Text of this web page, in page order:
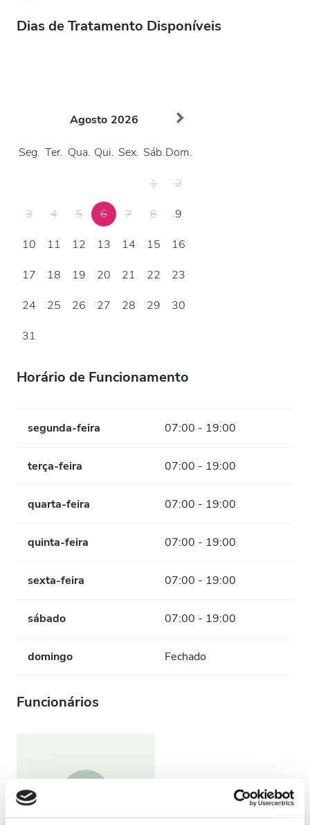
Dias de Tratamento Disponíveis
Agosto 2026
Seg. Ter. Qua. Qui. Sex. Sáb.Dom.
1
2
3
4 5 6 7 8
9
10
11 12 13 14 15
16
17
18 19 20 21 22
23
24
25 26 27 28 29
30
31
Horário de Funcionamento
segunda-feira 07:00 - 19:00
terça-feira 07:00 - 19:00
quarta-feira 07:00 - 19:00
quinta-feira 07:00 - 19:00
sexta-feira 07:00 - 19:00
sábado 07:00 - 19:00
domingo Fechado
Funcionários